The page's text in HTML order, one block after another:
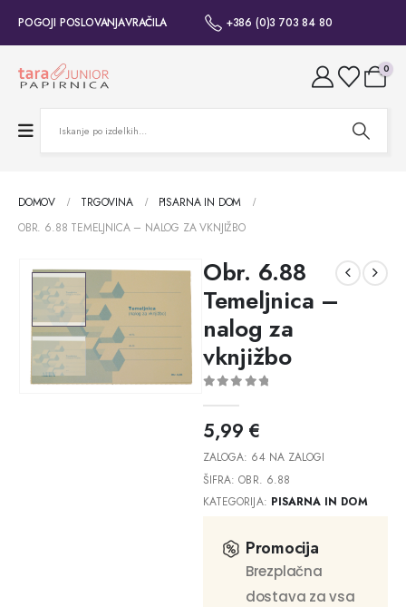
POGOJI POSLOVANJAVRAČILA +386 (0)3 703 84 80
0
DOMOV TRGOVINA
PISARNA IN DOM
OBR. 6.88 TEMELJNICA – NALOG ZA VKNJIŽBO
Obr. 6.88
Temeljnica –
nalog za
vknjižbo
5,99 €
ZALOGA: 64 NA ZALOGI
ŠIFRA:OBR. 6.88
KATEGORIJA: PISARNA IN DOM
Promocija
Brezplačna
dostava za vsa